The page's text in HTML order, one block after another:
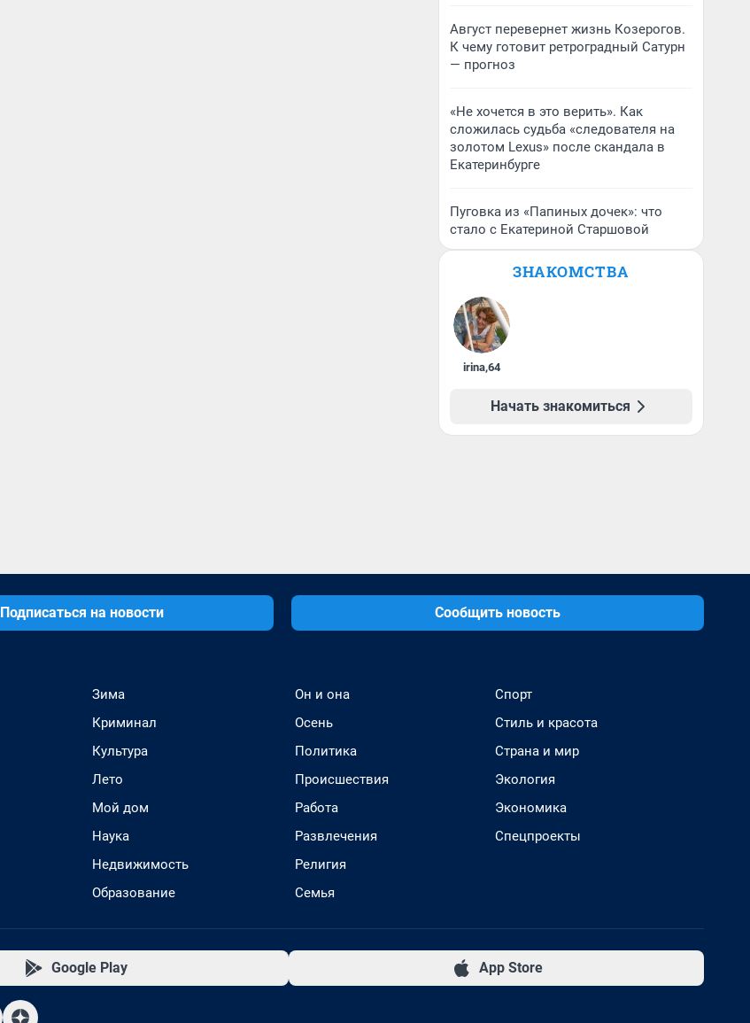
Август перевернет жизнь Козерогов.
К чему готовит ретроградный Сатурн
— прогноз
«Не хочется в это верить». Как
сложилась судьба «следователя на
золотом Lexus» после скандала в
Екатеринбурге
Пуговка из «Папиных дочек»: что
стало с Екатериной Старшовой
ЗНАКОМСТВА
irina,64
Начать знакомиться
Подписаться на новости Сообщить новость
Зима
Криминал
Культура
Лето
Мой дом
Наука
Недвижимость
Образование
Он и она
Осень
Политика
Происшествия
Работа
Развлечения
Религия
Семья
Спорт
Стиль и красота
Страна и мир
Экология
Экономика
Спецпроекты
Google Play App Store